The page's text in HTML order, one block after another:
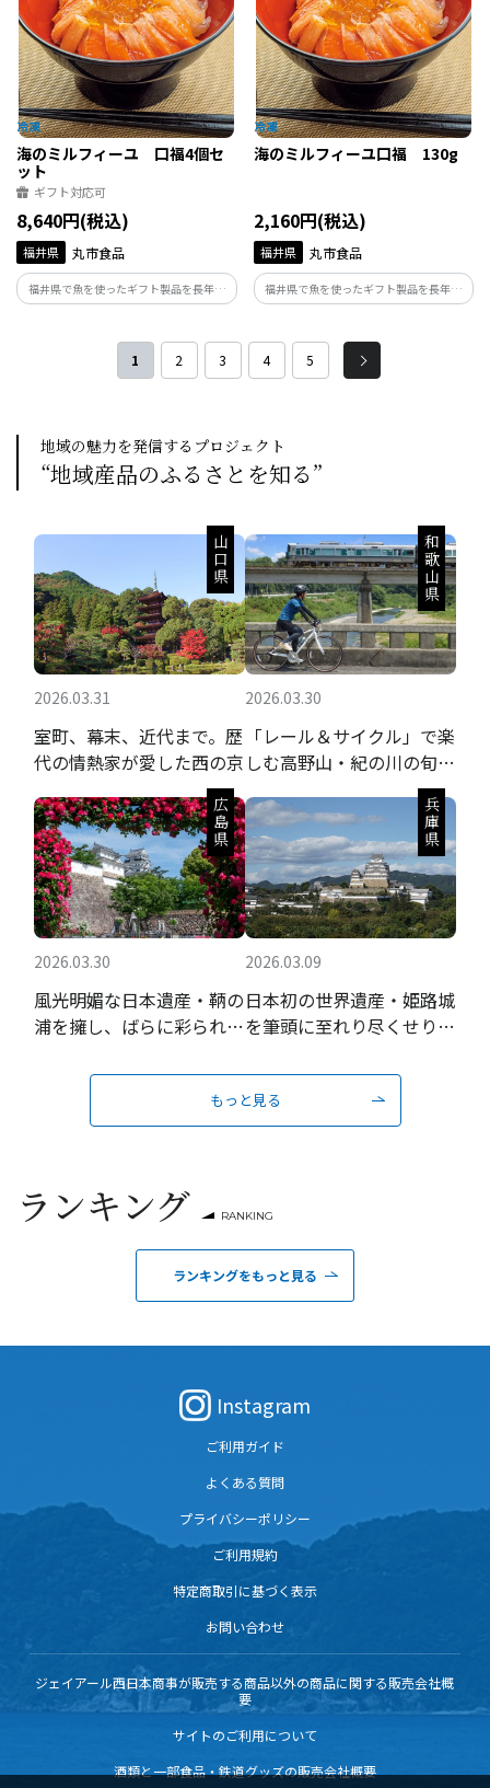
で。
す。
海のミルフィーユ 口福4個セ
ット
ギフト対応可
8,640円(税込)
福井県 丸市食品
福井県で魚を使ったギフト製品を長年開
発、販売している美飾遊膳が手がける海
汁醤油のジュレをデザート状に仕立てた
解凍するだけで食べられる海鮮丼の具で
海のミルフィーユ口福 130g
2,160円(税込)
福井県 丸市食品
福井県で魚を使ったギフト製品を長年開
発、販売している美飾遊膳が手がける海
汁醤油のジュレをデザート状に仕立てた
解凍するだけで食べられる海鮮丼の具で
1 2 3 4 5
地域の魅力を発信するプロジェクト
“地域産品のふるさとを知る”
2026.03.31
山口県
室町、幕末、近代まで。歴
代の情熱家が愛した西の京
2026.03.30
和歌山県
「レール＆サイクル」で楽
しむ高野山・紀の川の旬の
2026.03.30
広島県
風光明媚な日本遺産・鞆の
浦を擁し、ばらに彩られる
2026.03.09
兵庫県
日本初の世界遺産・姫路城
を筆頭に至れり尽くせりの
もっと見る
ランキング RANKING
ランキングをもっと見る
Instagram
ご利用ガイド
よくある質問
プライバシーポリシー
ご利用規約
特定商取引に基づく表示
お問い合わせ
ジェイアール西日本商事が販売する商品以外の商品に関する販売会社概
要
サイトのご利用について
酒類と一部食品・鉄道グッズの販売会社概要